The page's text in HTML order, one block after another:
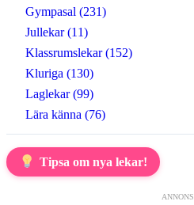
Gympasal (231)
Jullekar (11)
Klassrumslekar (152)
Kluriga (130)
Laglekar (99)
Lära känna (76)
Tipsa om nya lekar!
ANNONS